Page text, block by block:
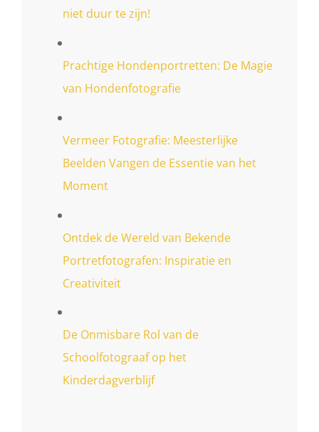
niet duur te zijn!
Prachtige Hondenportretten: De Magie
van Hondenfotografie
Vermeer Fotografie: Meesterlijke
Beelden Vangen de Essentie van het
Moment
Ontdek de Wereld van Bekende
Portretfotografen: Inspiratie en
Creativiteit
De Onmisbare Rol van de
Schoolfotograaf op het
Kinderdagverblijf